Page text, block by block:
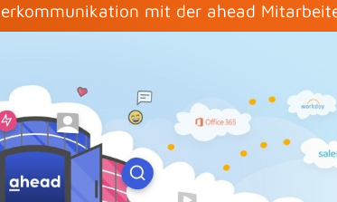
mit der ahead